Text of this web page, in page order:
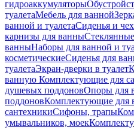
гидроаккумуляторы
туалетаМебель для ванной
ванной и туалетаСиденья и
карнизы для ванны
ванныНаборы для ванной и
косметическиеСиденья для
туалетаЭкран-дверки в туалет
ванную Комплектующие для
душевых поддоновОпоры для
поддоновКомплектующие для
сантехникиСифоны, трапы
умывальников, моек